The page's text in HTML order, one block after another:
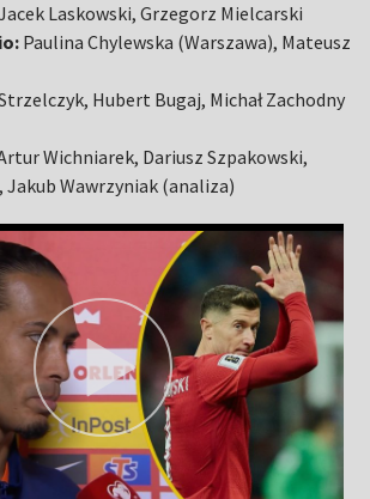
Laskowski, Grzegorz Mielcarski
Paulina Chylewska (Warszawa), Mateusz
Hubert Bugaj, Michał Zachodny
Wichniarek, Dariusz Szpakowski,
Jakub Wawrzyniak (analiza)